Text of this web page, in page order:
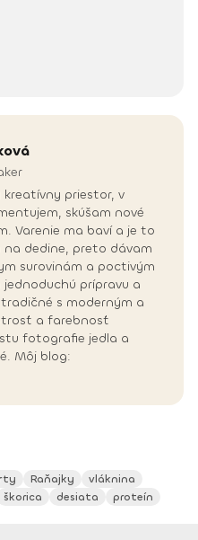
priestor, v
skúšam nové
Varenie ma baví a je to
dedine, preto dávam
surovinám a poctivým
prípravu a
s moderným a
a farebnosť
fotografie jedla a
Môj blog:
Raňajky
vláknina
škorica desiata
proteín